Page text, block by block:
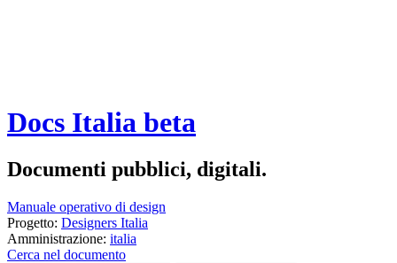
Docs Italia beta
Documenti pubblici, digitali.
Manuale operativo di design
Progetto: Designers Italia
Amministrazione: italia
Cerca nel documento